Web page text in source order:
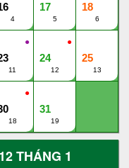
4
17
5
18
6
●
11
●
24
12
25
13
●
18
31
19
THÁNG 1